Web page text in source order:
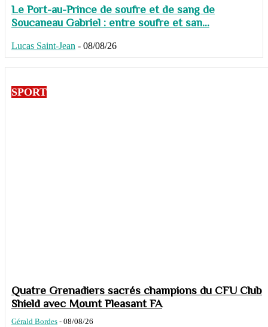
Le Port-au-Prince de soufre et de sang de
Soucaneau Gabriel : entre soufre et san...
Lucas Saint-Jean - 08/08/26
SPORT
Quatre Grenadiers sacrés champions du CFU Club
Shield avec Mount Pleasant FA
Gérald Bordes - 08/08/26